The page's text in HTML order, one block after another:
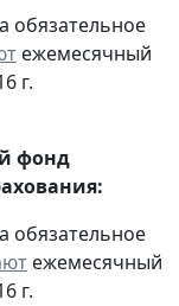
обязательное
ежемесячный
г.
фонд
обязательное
ежемесячный
г.